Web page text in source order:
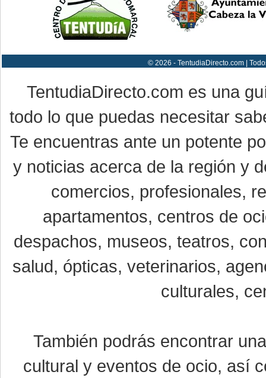
© 2026 - TentudiaDirecto.com |
TentudiaDirecto.com es una
todo lo que puedas necesitar
Te encuentras ante un potente
y noticias acerca de la región y
comercios, profesionales,
apartamentos, centros de
despachos, museos, teatros,
salud, ópticas, veterinarios,
culturales,
También podrás encontrar
cultural y eventos de ocio, así